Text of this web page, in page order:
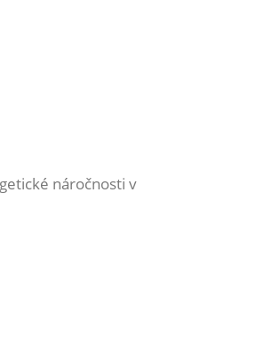
náročnosti v